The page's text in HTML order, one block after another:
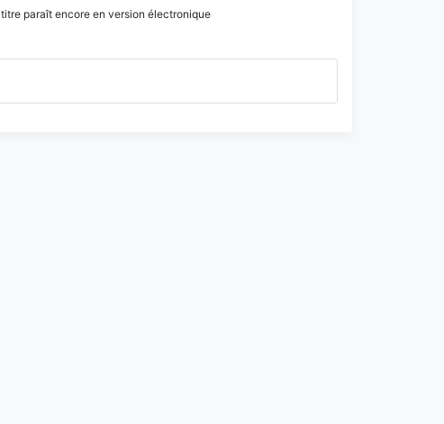
paraît encore en version électronique